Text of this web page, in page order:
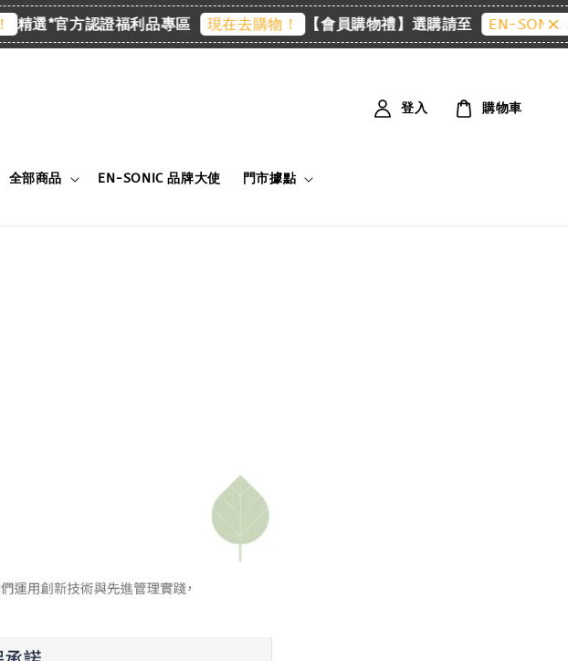
精選*官方認證福利品專區 現在去購物！ 【會員購物禮】選購請至 EN-SONIC 精
全部商品 EN-SONIC 品牌大使 門市據點
登入 購物車